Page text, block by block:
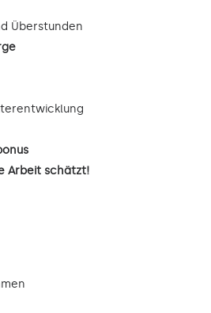
Überstunden
Arbeit schätzt!